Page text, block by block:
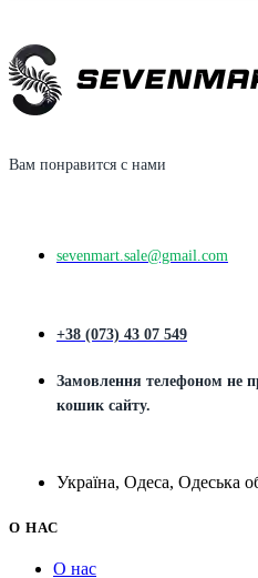
Вам понравится с нами
sevenmart.sale@gmail.com
+38 (073) 43 07 549
Замовлення телефоном не
кошик сайту.
Україна, Одеса, Одеська
О НАС
О нас